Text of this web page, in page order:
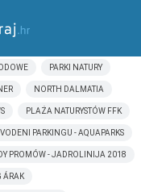
PARKI NATURY
NORTH DALMATIA
PLAŻA NATURYSTÓW FFK
VODENI PARKINGU - AQUAPARKS
PROMÓW - JADROLINIJA 2018
ÁRAK